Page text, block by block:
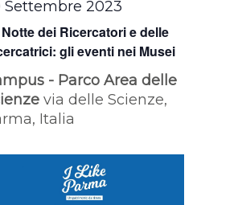
dei Ricercatori e delle
gli eventi nei Musei
Settembre 2023
- Parco Area delle
via delle Scienze,
Italia